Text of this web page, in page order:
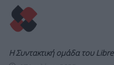
Η Συντακτική ομάδα του Libre